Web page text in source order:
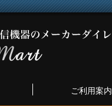
ご利用案内